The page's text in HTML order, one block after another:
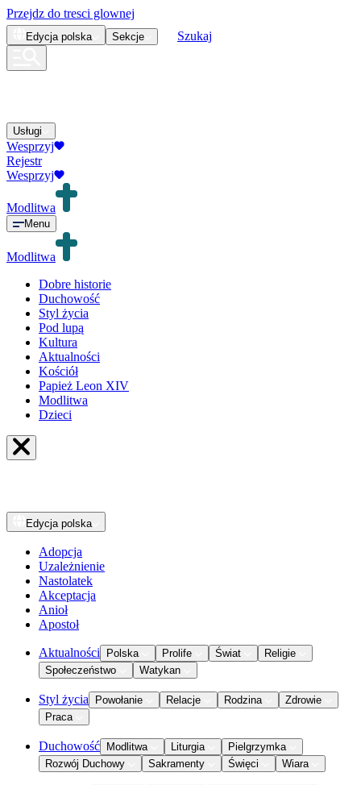
Przejdz do tresci glownej
Edycja polska Sekcje Szukaj
Usługi
Wesprzyj
Rejestr
Wesprzyj
Modlitwa
Menu
Modlitwa
Dobre historie
Duchowość
Styl życia
Pod lupą
Kultura
Aktualności
Kościół
Papież Leon XIV
Modlitwa
Dzieci
Edycja polska
Adopcja
Uzależnienie
Nastolatek
Akceptacja
Anioł
Apostoł
Aktualności Polska Prolife Świat
Religie
Społeczeństwo
Watykan
Styl życia Powołanie Relacje Rodzina
Zdrowie
Praca
Duchowość Modlitwa Liturgia
Pielgrzymka
Rozwój Duchowy
Sakramenty Święci Wiara